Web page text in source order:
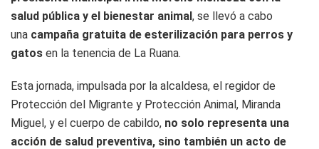
salud pública y el bienestar animal, se llevó a cabo
una campaña gratuita de esterilización para perros y
gatos en la tenencia de La Ruana.
Esta jornada, impulsada por la alcaldesa, el regidor de
Protección del Migrante y Protección Animal, Miranda
Miguel, y el cuerpo de cabildo, no solo representa una
acción de salud preventiva, sino también un acto de